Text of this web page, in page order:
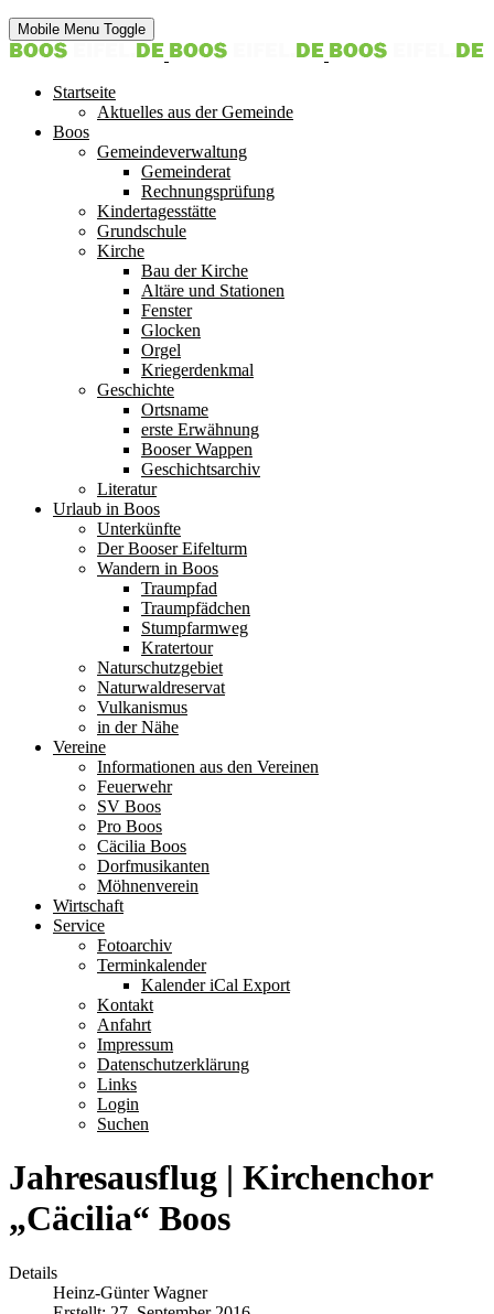
Mobile Menu Toggle
Startseite
Aktuelles aus der Gemeinde
Boos
Gemeindeverwaltung
Gemeinderat
Rechnungsprüfung
Kindertagesstätte
Grundschule
Kirche
Bau der Kirche
Altäre und Stationen
Fenster
Glocken
Orgel
Kriegerdenkmal
Geschichte
Ortsname
erste Erwähnung
Booser Wappen
Geschichtsarchiv
Literatur
Urlaub in Boos
Unterkünfte
Der Booser Eifelturm
Wandern in Boos
Traumpfad
Traumpfädchen
Stumpfarmweg
Kratertour
Naturschutzgebiet
Naturwaldreservat
Vulkanismus
in der Nähe
Vereine
Informationen aus den Vereinen
Feuerwehr
SV Boos
Pro Boos
Cäcilia Boos
Dorfmusikanten
Möhnenverein
Wirtschaft
Service
Fotoarchiv
Terminkalender
Kalender iCal Export
Kontakt
Anfahrt
Impressum
Datenschutzerklärung
Links
Login
Suchen
Jahresausflug | Kirchenchor
„Cäcilia“ Boos
Details
Heinz-Günter Wagner